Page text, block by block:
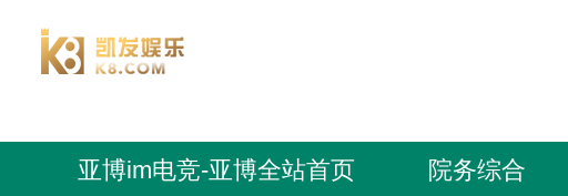
亚博im电竞-亚博全站首页 院务综合